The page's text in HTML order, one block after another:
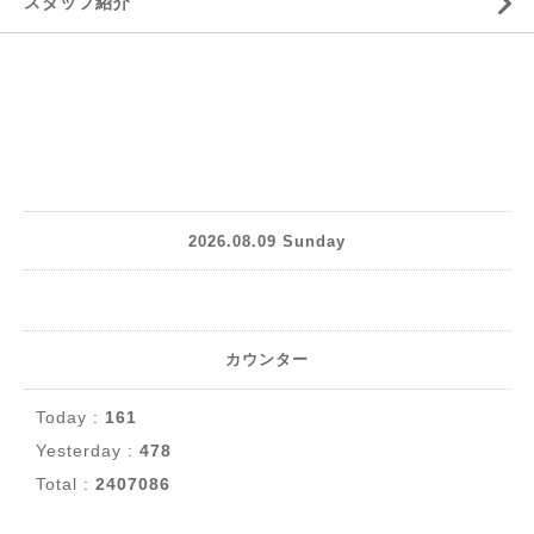
2026.08.09 Sunday
カウンター
Today : 161
Yesterday : 478
Total : 2407086